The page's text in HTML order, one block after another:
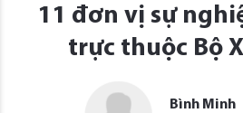
11 đơn vị sự
trực thuộc Bộ
Bình Minh